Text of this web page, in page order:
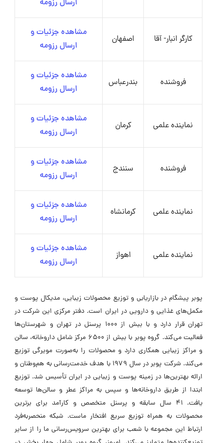
ارسال رزومه
کارگر انبار- آقا اصفهان
مشاهده جزئیات و
ارسال رزومه
فروشنده بندرعباس
مشاهده جزئیات و
ارسال رزومه
نماینده علمی کرمان
مشاهده جزئیات و
ارسال رزومه
فروشنده سنندج
مشاهده جزئیات و
ارسال رزومه
نماینده علمی کرمانشاه
مشاهده جزئیات و
ارسال رزومه
نماینده علمی اهواز
مشاهده جزئیات و
ارسال رزومه
پوبر پیشگام در بازاریابی و توزیع محصولات زیبایی، مدیکال پوست و
مکمل‌های غذایی و دارویی در ایران است. دفتر مرکزی این شرکت در
تهران قرار دارد و با بیش از 1000 پرسنل در تهران و شهرستان‌ها
فعالیت می‌کند. گروه پوبر با بیش از 6500 مرکز شامل داروخانه، سالن
و مراکز زیبایی همکاری دارد و محصولات را به‌صورت مویرگی توزیع
می‌کند. شرکت پوبر در سال 1979 با هدف خدمت‌رسانی به هم‌وطنان و
ارائه بهترین‌ها در زمینه پوست و زیبایی در ایران تأسیس شد. توزیع
ابتدا از طریق داروخانه‌ها و سپس به مراکز عطر و سالن‌ها توسعه
یافت. 41 سال سابقه و پرسنل متخصص و کارآمد برای برترین
محصولات به همراه توزیع سریع افتخار ماست. شبکه منحصر‌به‌فرد
ارتباط این مجموعه با شعب برای بهترین سرویس‌رسانی ما را از سایر